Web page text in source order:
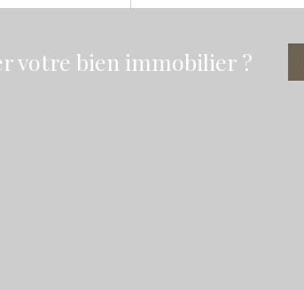
votre bien immobilier ?